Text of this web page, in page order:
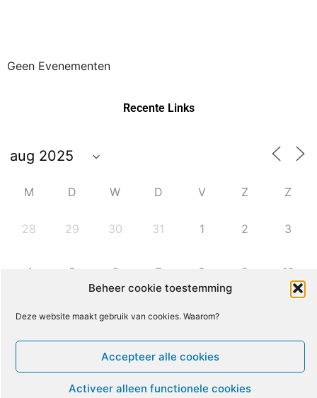
Beheer cookie toestemming
Deze website maakt gebruik van cookies. Waarom?
Accepteer alle cookies
Activeer alleen functionele cookies
Geen Evenementen
Recente Links
M D W D V Z Z
28 29 30 31 1 2 3
4 5 6 7 8 9 10
11 12 13 14 15
20 21 22